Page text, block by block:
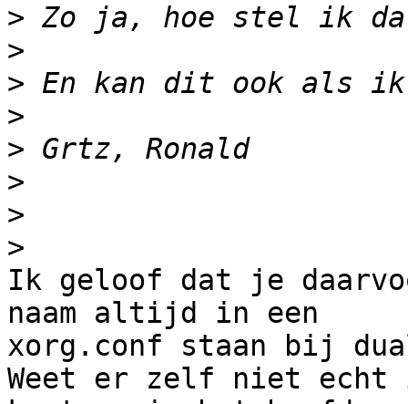
>
>
>
>
>
>
>
>
Ik geloof dat je
naam altijd in een
xorg.conf staan bij
Weet er zelf niet echt